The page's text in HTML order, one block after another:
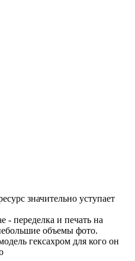
значительно уступает
- переделка и печать на
объемы фото.
гексахром для кого он